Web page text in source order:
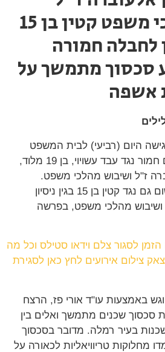
ושיבוש מהלכי משפט קטין בן 15
לחבלה חמורה
סכסוך מתמשך על
אשפה
היום (רביעי) לבית המשפט
המחוזי בלוד כתב אישום חמור נגד עבד עשויוי, בן 19 מלוד,
ז"ל ושיבוש מהלכי משפט.
במקביל, הוגש כתב אישום גם נגד קטין בן 15 בגין ניסיון
מהלכי משפט, בפרשה
לסגור צלם וידאו סטילס וכל מה
צילום אירועים לחץ כאן לסגירת
באמצעות עו"ד אורי פז, הרצח
שכנים מתמשך ואלים בין
בעיר רמלה. מדובר בסכסוך
מחלוקות טריוויאליות לכאורה על